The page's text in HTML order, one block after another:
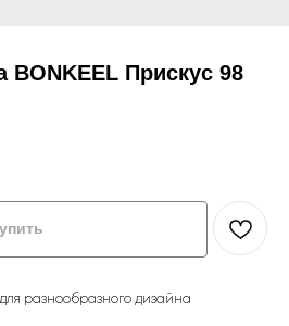
BONKEEL Прискус 98
разнообразного дизайна